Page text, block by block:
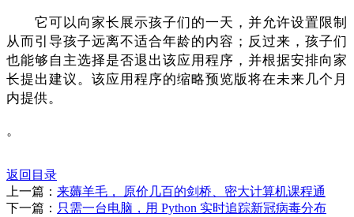
它可以向家长展示孩子们的一天，并允许设置限制
从而引导孩子远离不适合年龄的内容；反过来，孩子们
也能够自主选择是否退出该应用程序，并根据安排向家
长提出建议。该应用程序的缩略预览版将在未来几个月
内提供。
。
返回目录
上一篇： 来薅羊毛， 原价几百的剑桥、密大计算机课程通
下一篇： 只需一台电脑，用 Python 实时追踪新冠病毒分布